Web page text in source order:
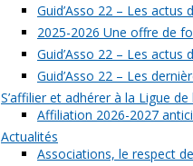
Guid’Asso 22 – Les actus
2025-2026 Une offre de
Guid’Asso 22 – Les actus
Guid’Asso 22 – Les
S’affilier et adhérer à la Ligue de
Affiliation 2026-2027
Actualités
Associations, le respect